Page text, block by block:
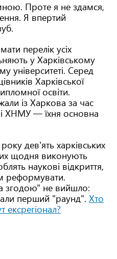
Проте я не здамся,
Я впертий
перелік усіх
у Харківському
університеті. Серед
Харківської
освіти.
із Харкова за час
ХНМУ — їхня основна
дев'ять харківських
щодня виконують
наукові відкриття,
реформувати.
згодою" не вийшло:
перший "раунд". Хто
ексрегіонал?